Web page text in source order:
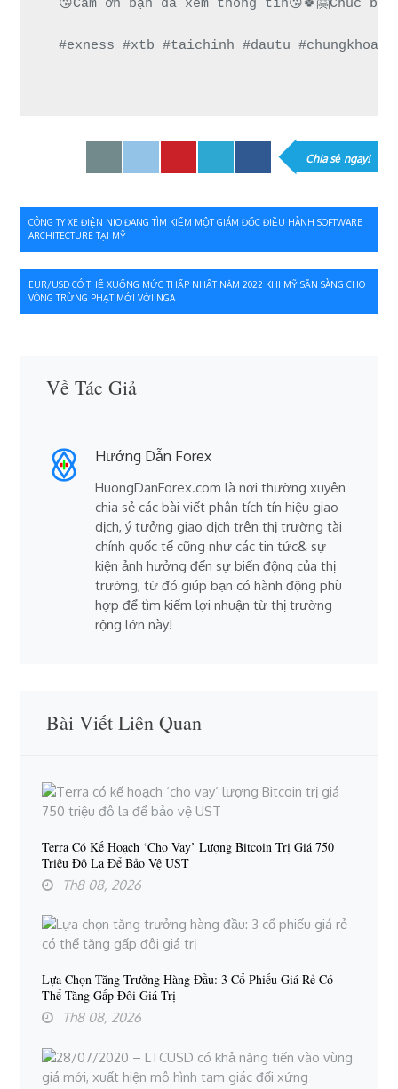
😘Cảm ơn bạn đã xem thông tin😘🍀🤗Chúc
#exness #xtb #taichinh #dautu #chungkhoan
Chia sẻ ngay!
Điều
hướng
bài
viết
CÔNG TY XE ĐIỆN NIO ĐANG TÌM KIẾM MỘT GIÁM ĐỐC ĐIỀU HÀNH SOFTWARE
ARCHITECTURE TẠI MỸ
EUR/USD CÓ THỂ XUỐNG MỨC THẤP NHẤT NĂM 2022 KHI MỸ SẴN SÀNG CHO
VÒNG TRỪNG PHẠT MỚI VỚI NGA
Về Tác Giả
Hướng Dẫn Forex
HuongDanForex.com là nơi thường xuyên
chia sẻ các bài viết phân tích tín hiệu giao
dịch, ý tưởng giao dịch trên thị trường tài
chính quốc tế cũng như các tin tức& sự
kiện ảnh hưởng đến sự biến động của thị
trường, từ đó giúp bạn có hành động phù
hợp để tìm kiếm lợi nhuận từ thị trường
rộng lớn này!
Bài Viết Liên Quan
Terra Có Kế Hoạch ‘cho Vay’ Lượng Bitcoin Trị Giá 750
Triệu Đô La Để Bảo Vệ UST
Th8 08, 2026
Lựa Chọn Tăng Trưởng Hàng Đầu: 3 Cổ Phiếu Giá Rẻ Có
Thể Tăng Gấp Đôi Giá Trị
Th8 08, 2026